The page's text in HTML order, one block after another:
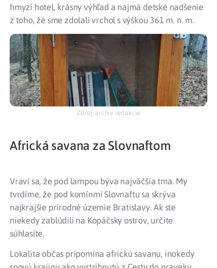
hmyzí hotel, krásny výhľad a najmä detské nadšenie
z toho, že sme zdolali vrchol s výškou 361 m. n. m.
Zdroj: archív redakcie
Africká savana za Slovnaftom
Vraví sa, že pod lampou býva najväčšia tma. My
tvrdíme, že pod komínmi Slovnaftu sa skrýva
najkrajšie prírodné územie Bratislavy. Ak ste
niekedy zablúdili na Kopáčsky ostrov, určite
súhlasíte.
Lokalita občas pripomína africkú savanu, inokedy